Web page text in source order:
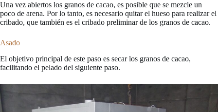
Una vez abiertos los granos de cacao, es posible que se mezcle un
poco de arena. Por lo tanto, es necesario quitar el hueso para realizar el
cribado, que también es el cribado preliminar de los granos de cacao.
Asado
El objetivo principal de este paso es secar los granos de cacao,
facilitando el pelado del siguiente paso.